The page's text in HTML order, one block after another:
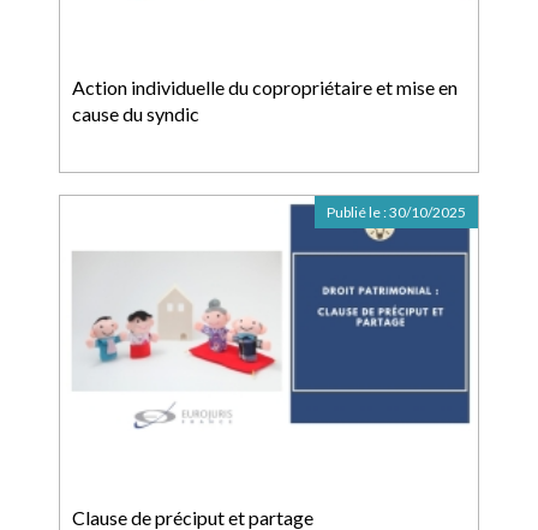
Action individuelle du copropriétaire et mise en
cause du syndic
Clause de préciput et partage
Publié le :30/10/2025